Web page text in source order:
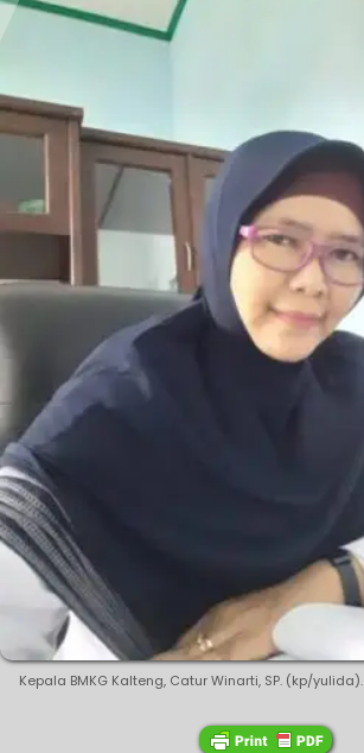
Kepala BMKG Kalteng, Catur Winarti, SP. (kp/yulida).